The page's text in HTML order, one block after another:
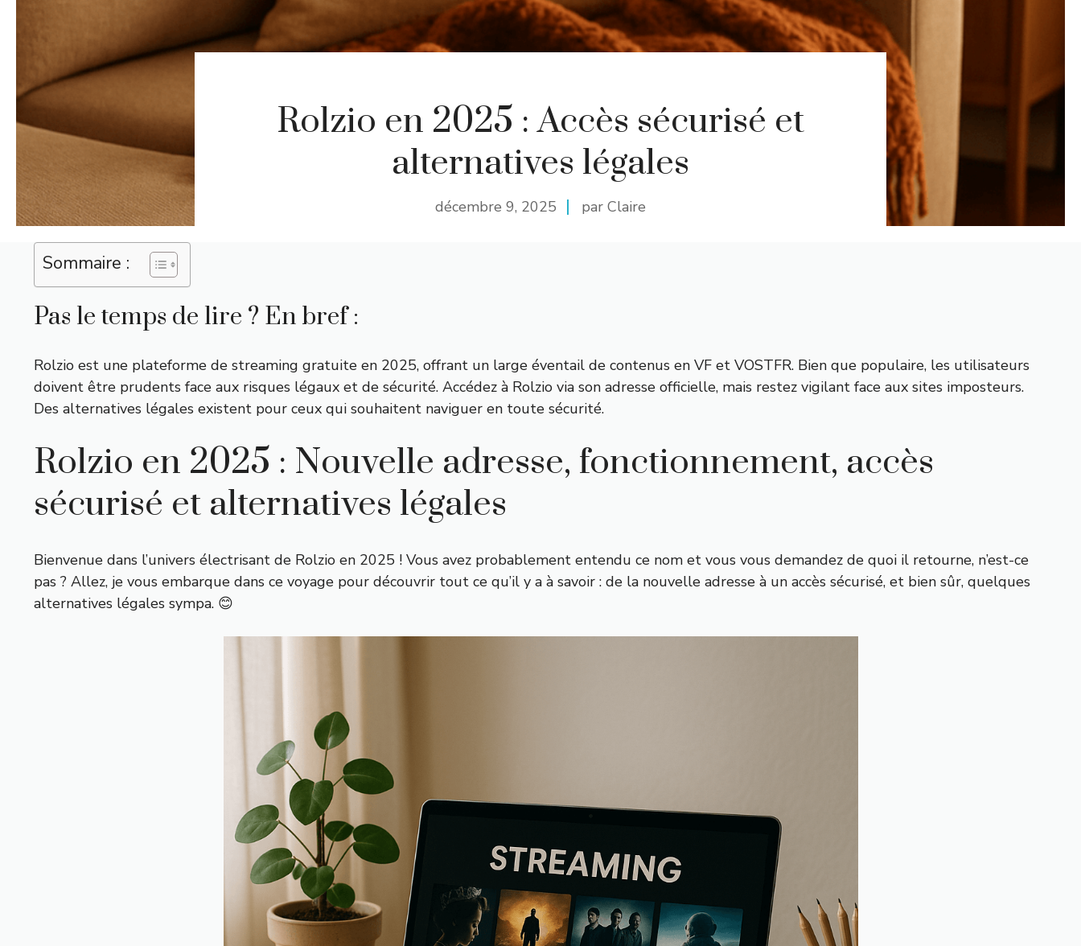
Rolzio en 2025 : Accès sécurisé et
alternatives légales
décembre 9, 2025 par Claire
Sommaire :
Pas le temps de lire ? En bref :
Rolzio est une plateforme de streaming gratuite en 2025, offrant un large éventail de contenus en VF et VOSTFR. Bien que populaire, les utilisateurs
doivent être prudents face aux risques légaux et de sécurité. Accédez à Rolzio via son adresse officielle, mais restez vigilant face aux sites imposteurs.
Des alternatives légales existent pour ceux qui souhaitent naviguer en toute sécurité.
Rolzio en 2025 : Nouvelle adresse, fonctionnement, accès
sécurisé et alternatives légales
Bienvenue dans l’univers électrisant de Rolzio en 2025 ! Vous avez probablement entendu ce nom et vous vous demandez de quoi il retourne, n’est-ce
pas ? Allez, je vous embarque dans ce voyage pour découvrir tout ce qu’il y a à savoir : de la nouvelle adresse à un accès sécurisé, et bien sûr, quelques
alternatives légales sympa. 😊